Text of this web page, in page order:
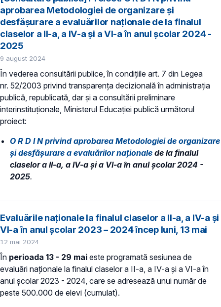
aprobarea Metodologiei de organizare și
desfășurare a evaluărilor naționale de la finalul
claselor a II-a, a IV-a și a VI-a în anul școlar 2024 -
2025
9 august 2024
În vederea consultării publice, în condiţiile art. 7 din Legea
nr. 52/2003 privind transparenţa decizională în administraţia
publică, republicată, dar și a consultării preliminare
interinstituționale, Ministerul Educaţiei publică următorul
proiect:
O R D I N privind aprobarea Metodologiei de organizare
și desfășurare a evaluărilor naționale de la finalul
claselor a II-a, a IV-a și a VI-a în anul școlar 2024 -
2025.
Evaluările naționale la finalul claselor a II-a, a IV-a și
VI-a în anul școlar 2023 – 2024 încep luni, 13 mai
12 mai 2024
În perioada 13 - 29 mai este programată sesiunea de
evaluări naționale la finalul claselor a II-a, a IV-a și a VI-a în
anul școlar 2023 - 2024, care se adresează unui număr de
peste 500.000 de elevi (cumulat).